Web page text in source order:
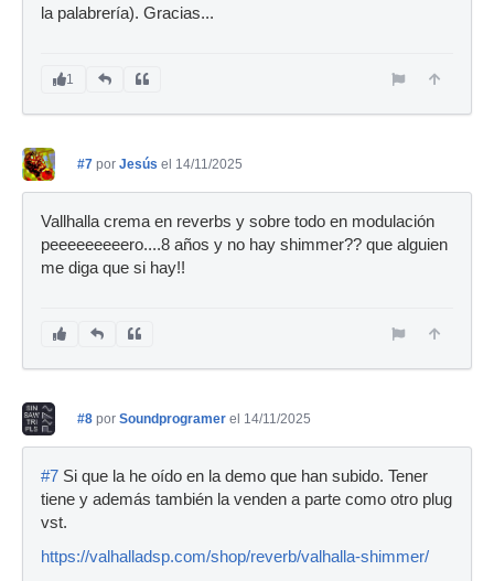
la palabrería). Gracias...
1
#7 por Jesús el 14/11/2025
Vallhalla crema en reverbs y sobre todo en modulación
peeeeeeeeero....8 años y no hay shimmer?? que alguien
me diga que si hay!!
#8 por Soundprogramer el 14/11/2025
#7 Si que la he oído en la demo que han subido. Tener
tiene y además también la venden a parte como otro plug
vst.
https://valhalladsp.com/shop/reverb/valhalla-shimmer/